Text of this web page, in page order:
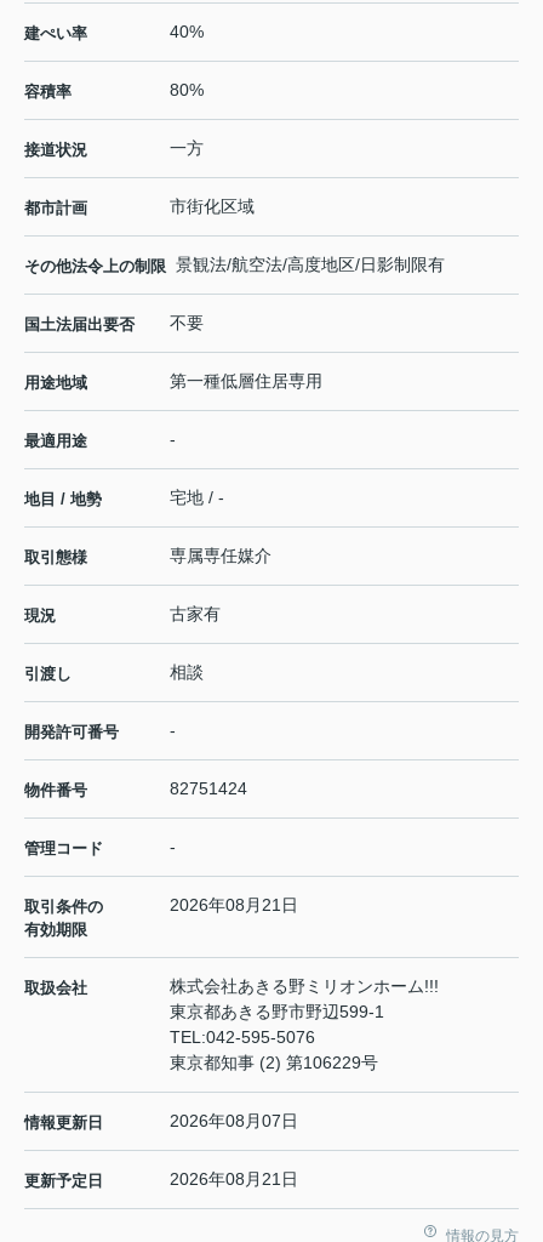
建ぺい率 40%
容積率 80%
接道状況 一方
都市計画 市街化区域
その他法令上の制限 景観法/航空法/高度地区/日影制限有
国土法届出要否 不要
用途地域 第一種低層住居専用
最適用途 -
地目 / 地勢 宅地 / -
取引態様 専属専任媒介
現況 古家有
引渡し 相談
開発許可番号 -
物件番号 82751424
管理コード -
取引条件の
有効期限
2026年08月21日
取扱会社
株式会社あきる野ミリオンホーム!!!
東京都あきる野市野辺599-1
TEL:042-595-5076
東京都知事 (2) 第106229号
情報更新日 2026年08月07日
更新予定日 2026年08月21日
情報の見方